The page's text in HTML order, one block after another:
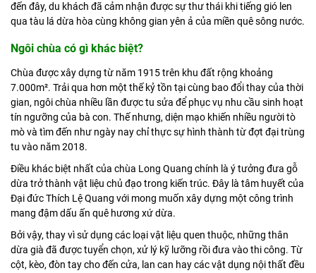
đến đây, du khách đã cảm nhận được sự thư thái khi tiếng gió len
qua tàu lá dừa hòa cùng không gian yên ả của miền quê sông nước.
Ngôi chùa có gì khác biệt?
Chùa được xây dựng từ năm 1915 trên khu đất rộng khoảng
7.000m². Trải qua hơn một thế kỷ tồn tại cùng bao đổi thay của thời
gian, ngôi chùa nhiều lần được tu sửa để phục vụ nhu cầu sinh hoạt
tín ngưỡng của bà con. Thế nhưng, diện mạo khiến nhiều người tò
mò và tìm đến như ngày nay chỉ thực sự hình thành từ đợt đại trùng
tu vào năm 2018.
Điều khác biệt nhất của chùa Long Quang chính là ý tưởng đưa gỗ
dừa trở thành vật liệu chủ đạo trong kiến trúc. Đây là tâm huyết của
Đại đức Thích Lệ Quang với mong muốn xây dựng một công trình
mang đậm dấu ấn quê hương xứ dừa.
Bởi vậy, thay vì sử dụng các loại vật liệu quen thuộc, những thân
dừa già đã được tuyển chọn, xử lý kỹ lưỡng rồi đưa vào thi công. Từ
cột, kèo, đòn tay cho đến cửa, lan can hay các vật dụng nội thất đều